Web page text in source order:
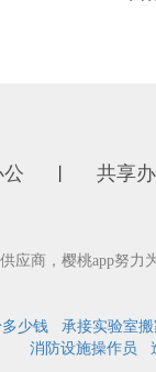
共享
，樱桃app努力
少钱
承接实验室
消防设施操作员